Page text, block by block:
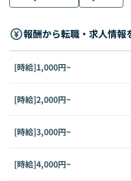
報酬から転職・求人情報
[時給]1,000円~
[時給]2,000円~
[時給]3,000円~
[時給]4,000円~